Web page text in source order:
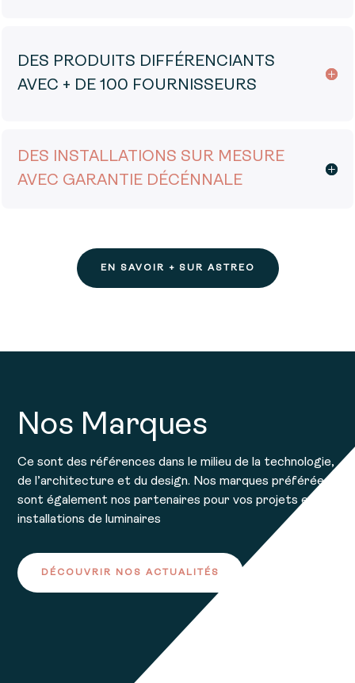
DES PRODUITS DIFFÉRENCIANTS
AVEC + DE 100 FOURNISSEURS
DES INSTALLATIONS SUR MESURE
AVEC GARANTIE DÉCÉNNALE
EN SAVOIR + SUR ASTREO
Nos Marques
Ce sont des références dans le milieu de la technologie,
de l’architecture et du design. Nos marques préférées
sont également nos partenaires pour vos projets et
installations de luminaires
DÉCOUVRIR NOS ACTUALITÉS